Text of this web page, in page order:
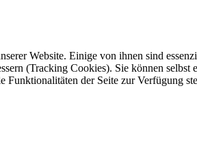
Website. Einige von ihnen sind
(Tracking Cookies). Sie können
Funktionalitäten der Seite zur Verfügung